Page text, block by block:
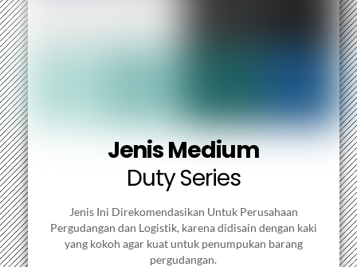
Jenis Medium
Duty Series
Jenis Ini Direkomendasikan Untuk Perusahaan
Pergudangan dan Logistik, karena didisain dengan kaki
yang kokoh agar kuat untuk penumpukan barang
pergudangan.